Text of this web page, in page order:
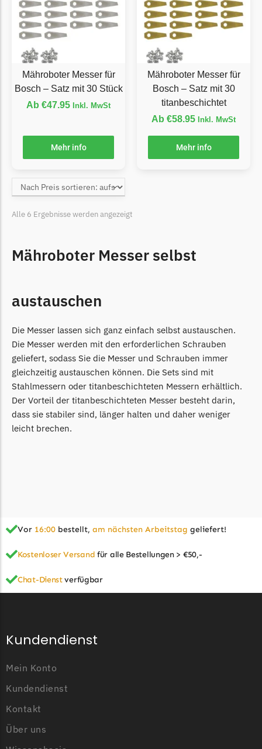
Flymo
Flymo Messer
Begrenzungsdraht
Fuxtec
Fuxtec Messer
Begrenzungsdraht
Garden Feelings Messer
Greenworks
Begrenzungsdraht
Güde
Honda
Honda Messer
Begrenzungsdraht
Kress
LawnBott
LawnBott Messer
Lizard
LUX-Tools Messer
Begrenzungsdraht
Mammotion
Mammotion Messer
Mähroboter Messer für
Bosch – Satz mit 30 Stück
Ab €47.95 Inkl. MwSt
Mehr info
Mähroboter Messer für
Bosch – Satz mit 30
titanbeschichtet
Ab €58.95 Inkl. MwSt
Mehr info
Alle 6 Ergebnisse werden angezeigt
Mähroboter Messer selbst
austauschen
Die Messer lassen sich ganz einfach selbst austauschen.
Die Messer werden mit den erforderlichen Schrauben
geliefert, sodass Sie die Messer und Schrauben immer
gleichzeitig austauschen können. Die Sets sind mit
Stahlmessern oder titanbeschichteten Messern erhältlich.
Der Vorteil der titanbeschichteten Messer besteht darin,
dass sie stabiler sind, länger halten und daher weniger
leicht brechen.
Vor 16:00 bestellt, am nächsten Arbeitstag geliefert!
Kostenloser Versand für alle Bestellungen > €50,-
Chat-Dienstverfügbar
Kundendienst
Mein Konto
Kundendienst
Kontakt
Über uns